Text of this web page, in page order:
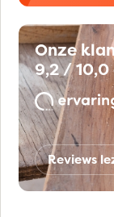
Onze
9,2 /
Reviews